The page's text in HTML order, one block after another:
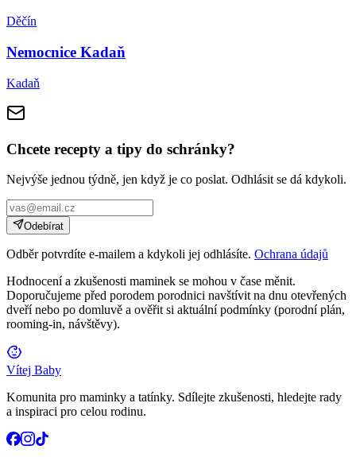
Děčín
Nemocnice Kadaň
Kadaň
Chcete recepty a tipy do schránky?
Nejvýše jednou týdně, jen když je co poslat. Odhlásit se dá kdykoli.
Odebírat
Odběr potvrdíte e-mailem a kdykoli jej odhlásíte. Ochrana údajů
Hodnocení a zkušenosti maminek se mohou v čase měnit.
Doporučujeme před porodem porodnici navštívit na dnu otevřených
dveří nebo po domluvě a ověřit si aktuální podmínky (porodní plán,
rooming-in, návštěvy).
Vítej Baby
Komunita pro maminky a tatínky. Sdílejte zkušenosti, hledejte rady
a inspiraci pro celou rodinu.